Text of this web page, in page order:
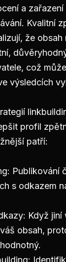
a zařazení
Kvalitní
že obsah
což
výsledcích
profil
patří:
Publikování
s odkazem
Když jiní
obsah,